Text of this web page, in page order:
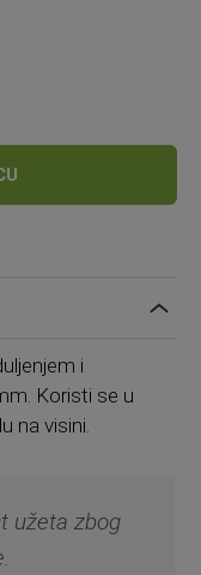
i
Koristi se u
na visini.
užeta zbog